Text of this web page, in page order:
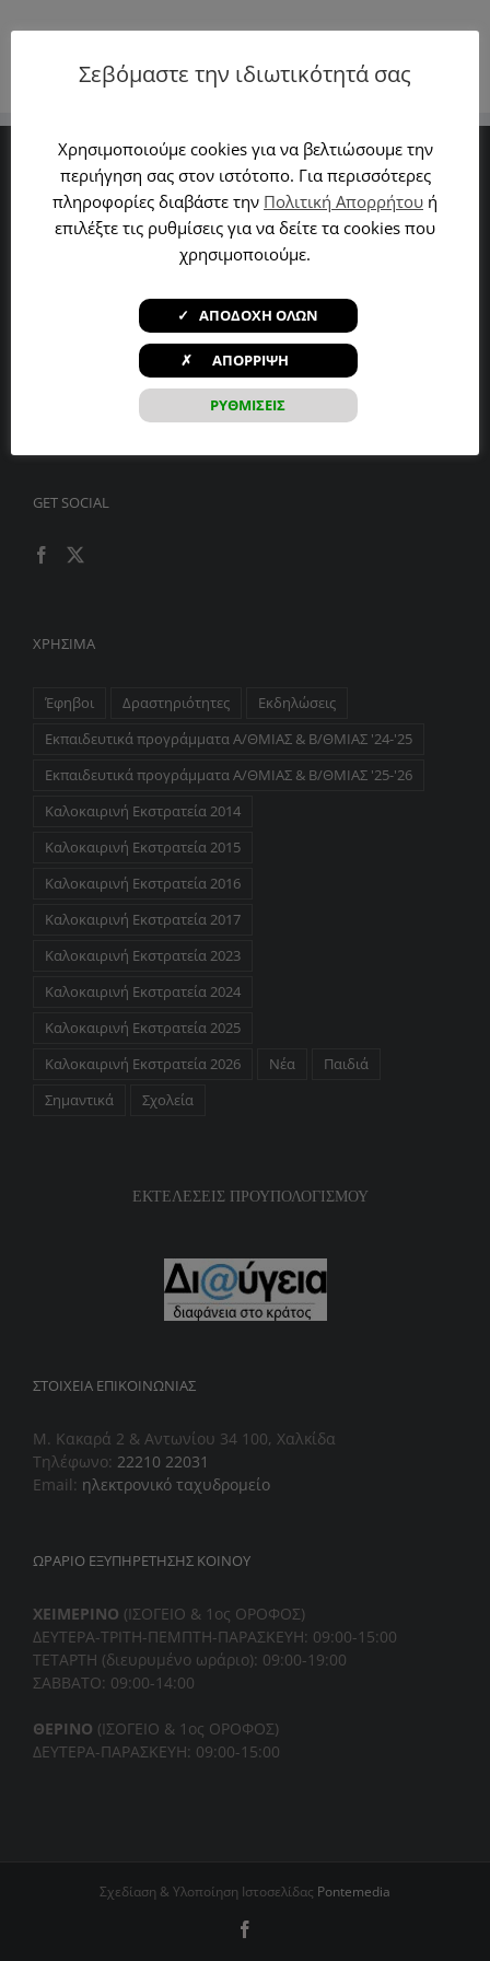
Βιβλιοθήκη
Υπηρεσίες
Δραστηριότητες
GET SOCIAL
ΧΡΉΣΙΜΑ
Έφηβοι Δραστηριότητες
Εκδηλώσεις
Εκπαιδευτικά προγράμματα Α/ΘΜΙΑΣ & Β/ΘΜΙΑΣ '24-'25
Εκπαιδευτικά προγράμματα Α/ΘΜΙΑΣ & Β/ΘΜΙΑΣ '25-'26
Καλοκαιρινή Εκστρατεία 2014
Καλοκαιρινή Εκστρατεία 2015
Καλοκαιρινή Εκστρατεία 2016
Καλοκαιρινή Εκστρατεία 2017
Καλοκαιρινή Εκστρατεία 2023
Καλοκαιρινή Εκστρατεία 2024
Καλοκαιρινή Εκστρατεία 2025
Καλοκαιρινή Εκστρατεία 2026
Νέα
Παιδιά
Σημαντικά
Σχολεία
ΕΚΤΕΛΕΣΕΙΣ ΠΡΟΥΠΟΛΟΓΙΣΜΟΥ
ΣΤΟΙΧΕΊΑ ΕΠΙΚΟΙΝΩΝΊΑΣ
Μ. Κακαρά 2 & Αντωνίου 34 100, Χαλκίδα
Τηλέφωνο: 22210 22031
Email: ηλεκτρονικό ταχυδρομείο
ΩΡΑΡΙΟ ΕΞΥΠΗΡΕΤΗΣΗΣ ΚΟΙΝΟΥ
ΧΕΙΜΕΡΙΝΟ (ΙΣΟΓΕΙΟ & 1ος ΟΡΟΦΟΣ)
ΔΕΥΤΕΡΑ-ΤΡΙΤΗ-ΠΕΜΠΤΗ-ΠΑΡΑΣΚΕΥΗ: 09:00-15:00
ΤΕΤΑΡΤΗ (διευρυμένο ωράριο): 09:00-19:00
ΣΑΒΒΑΤΟ: 09:00-14:00
ΘΕΡΙΝΟ (ΙΣΟΓΕΙΟ & 1ος ΟΡΟΦΟΣ)
ΔΕΥΤΕΡΑ-ΠΑΡΑΣΚΕΥΗ: 09:00-15:00
Σχεδίαση & Υλοποίηση Ιστοσελίδας Pontemedia
Σεβόμαστε την ιδιωτικότητά σας
Χρησιμοποιούμε cookies για να βελτιώσουμε την
περιήγηση σας στον ιστότοπο. Για περισσότερες
πληροφορίες διαβάστε την Πολιτική Απορρήτου ή
επιλέξτε τις ρυθμίσεις για να δείτε τα cookies που
χρησιμοποιούμε.
ΡΥΘΜΙΣΕΙΣ
✓ ΑΠΟΔΟΧΗ ΟΛΩΝ
✗ ΑΠΟΡΡΙΨΗ